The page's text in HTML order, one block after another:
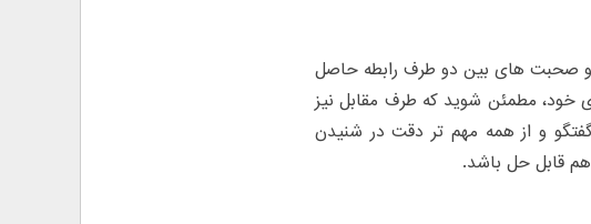
و صحبت های بین دو طرف رابطه حاصل
خود، مطمئن شوید که طرف مقابل نیز
و از همه مهم تر دقت در شنیدن
قابل حل باشد.